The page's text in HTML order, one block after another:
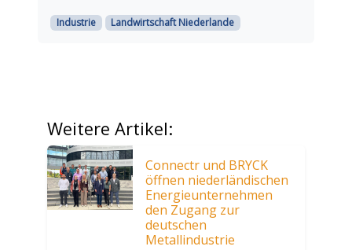
Industrie Landwirtschaft Niederlande
Weitere Artikel:
Connectr und BRYCK
öffnen niederländischen
Energieunternehmen
den Zugang zur
deutschen
Metallindustrie